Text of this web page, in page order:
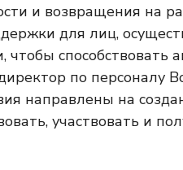
и возвращения на
для лиц,
способствовать
по персоналу
направлены на
участвовать и